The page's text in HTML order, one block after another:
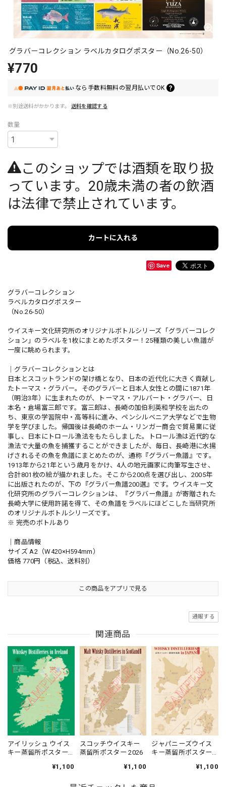
グラバーコレクション ラベルカタログポスター（No.26-50）
¥770
なら 手数料無料の翌月払いでOK
※別途送料がかかります。 送料を確認する
数量
このショップでは酒類を取り扱
っています。20歳未満の者の飲酒
は法律で禁止されています。
カートに入れる
Save
グラバーコレクション
ラベルカタログポスター
（No.26-50）
ウイスキー文化研究所のオリジナルボトルシリーズ「グラバーコレク
ション」のラベルを1枚にまとめたポスター！25種類の美しい魚譜が
一度に眺められます。
｜グラバーコレクションとは
日本とスコットランドの架け橋となり、日本の近代化に大きく貢献し
たトーマス・グラバー。そのグラバーと日本人女性との間に1871年
（明治3年）に生まれたのが、トーマス・アルバート・グラバー、日
本名・倉場富三郎です。富三郎は、長崎の加伯利英和学校を出たの
ち、東京の学習院中・高等科に進み、ペンシルベニア大学などで生物
学を学びました。帰国後は長崎のホーム・リンガー商会で貿易業に従
事し、日本にトロール漁法をもたらしました。トロール漁は近代的な
漁法で大量の魚を捕獲することができましたが、毎日、長崎港に水揚
げされるその魚を魚譜にまとめたのが、通称『グラバー魚譜』です。
1913年から21年という歳月をかけ、4人の地元画家に肉筆写生させ、
合計801枚の絵が描かれました。そこから200点を選び出し、2005年
に出版されたのが、下の『グラバー魚譜200選』です。ウイスキー文
化研究所のグラバーコレクションは、『グラバー魚譜』が寄贈された
長崎大学に使用許諾を得て、その魚譜をラベルにほどこした当研究所
のオリジナルボトルシリーズです。
※ 完売のボトルあり
｜商品情報
サイズ A2（W420×H594mm）
価格 770円（税込、送料別）
この商品をアプリで見る
通報する
関連商品
アイリッシュ ウイス
キー蒸留所ポスター
¥1,100
スコッチウイスキー
蒸留所ポスター 2026
¥1,100
ジャパニーズウイス
キー蒸留所ポスター
¥1,100